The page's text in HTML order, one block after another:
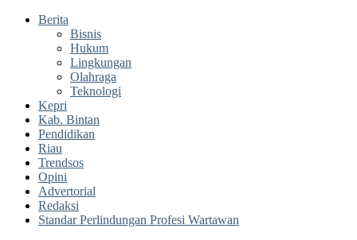
Berita
Bisnis
Hukum
Lingkungan
Olahraga
Teknologi
Kepri
Kab. Bintan
Pendidikan
Riau
Trendsos
Opini
Advertorial
Redaksi
Standar Perlindungan Profesi Wartawan